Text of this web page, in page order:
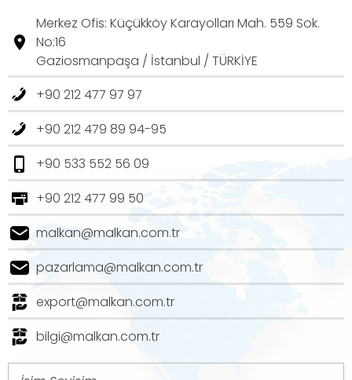
Merkez Ofis: Küçükköy Karayolları Mah. 559 Sok.
No:16
Gaziosmanpaşa / İstanbul / TÜRKİYE
+90 212 477 97 97
+90 212 479 89 94-95
+90 533 552 56 09
+90 212 477 99 50
malkan@malkan.com.tr
pazarlama@malkan.com.tr
export@malkan.com.tr
bilgi@malkan.com.tr